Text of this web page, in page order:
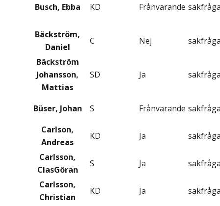
Busch, Ebba KD Frånvarande
Bäckström,
Daniel
C Nej
Bäckström
Johansson,
Mattias
SD Ja
Büser, Johan S Frånvarande
Carlson,
Andreas
KD Ja
Carlsson,
ClasGöran
S Ja
Carlsson,
Christian
KD Ja